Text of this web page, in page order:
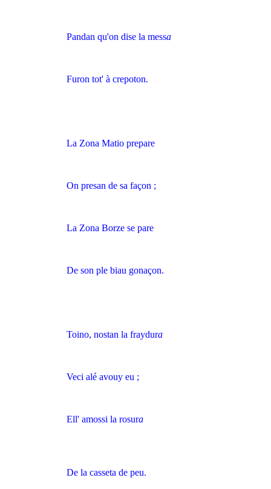
Pandan qu'on dise la messa
Furon tot' à crepoton.
La Zona Matio prepare
On presan de sa façon ;
La Zona Borze se pare
De son ple biau gonaçon.
Toino, nostan la fraydura
Veci alé avouy eu ;
Ell' amossi la rosura
De la casseta de peu.